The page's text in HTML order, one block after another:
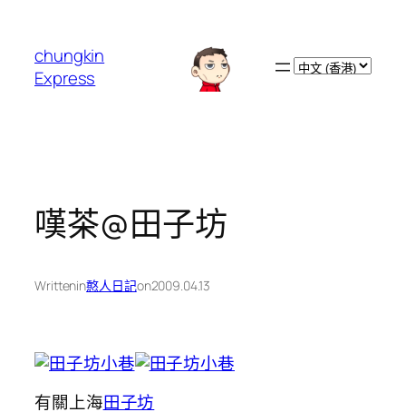
chungkin
Express
Choose
嘆茶@田子坊
Writtenin憨人日記on2009.04.13
有關上海田子坊